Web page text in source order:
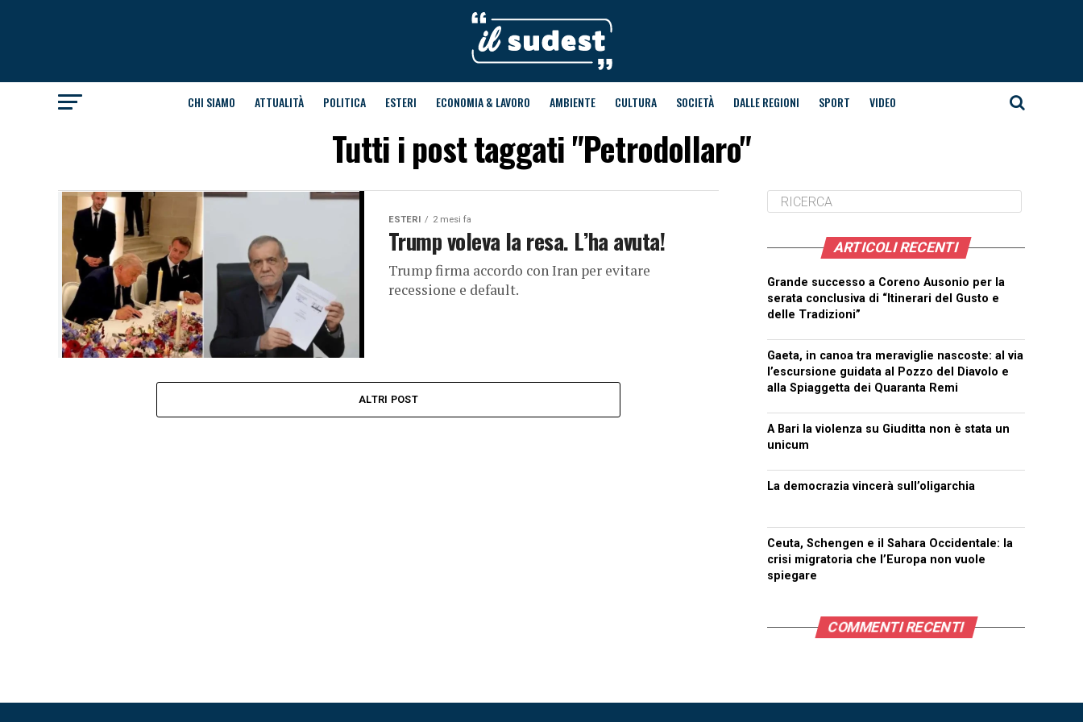
CHI SIAMO ATTUALITÀ POLITICA ESTERI ECONOMIA & LAVORO AMBIENTE CULTURA SOCIETÀ DALLE REGIONI SPORT VIDEO
Tutti i post taggati "Petrodollaro"
ESTERI 2 mesi fa
Trump voleva la resa. L’ha avuta!
Trump firma accordo con Iran per evitare
recessione e default.
ALTRI POST
ARTICOLI RECENTI
Grande successo a Coreno Ausonio per la
serata conclusiva di “Itinerari del Gusto e
delle Tradizioni”
Gaeta, in canoa tra meraviglie nascoste: al via
l’escursione guidata al Pozzo del Diavolo e
alla Spiaggetta dei Quaranta Remi
A Bari la violenza su Giuditta non è stata un
unicum
La democrazia vincerà sull’oligarchia
Ceuta, Schengen e il Sahara Occidentale: la
crisi migratoria che l’Europa non vuole
spiegare
COMMENTI RECENTI